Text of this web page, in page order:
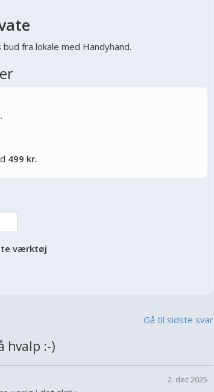
fra lokale med Handyhand.
499 kr.
værktøj
Gå til sidste svar
hvalp :-)
2. dec 2025